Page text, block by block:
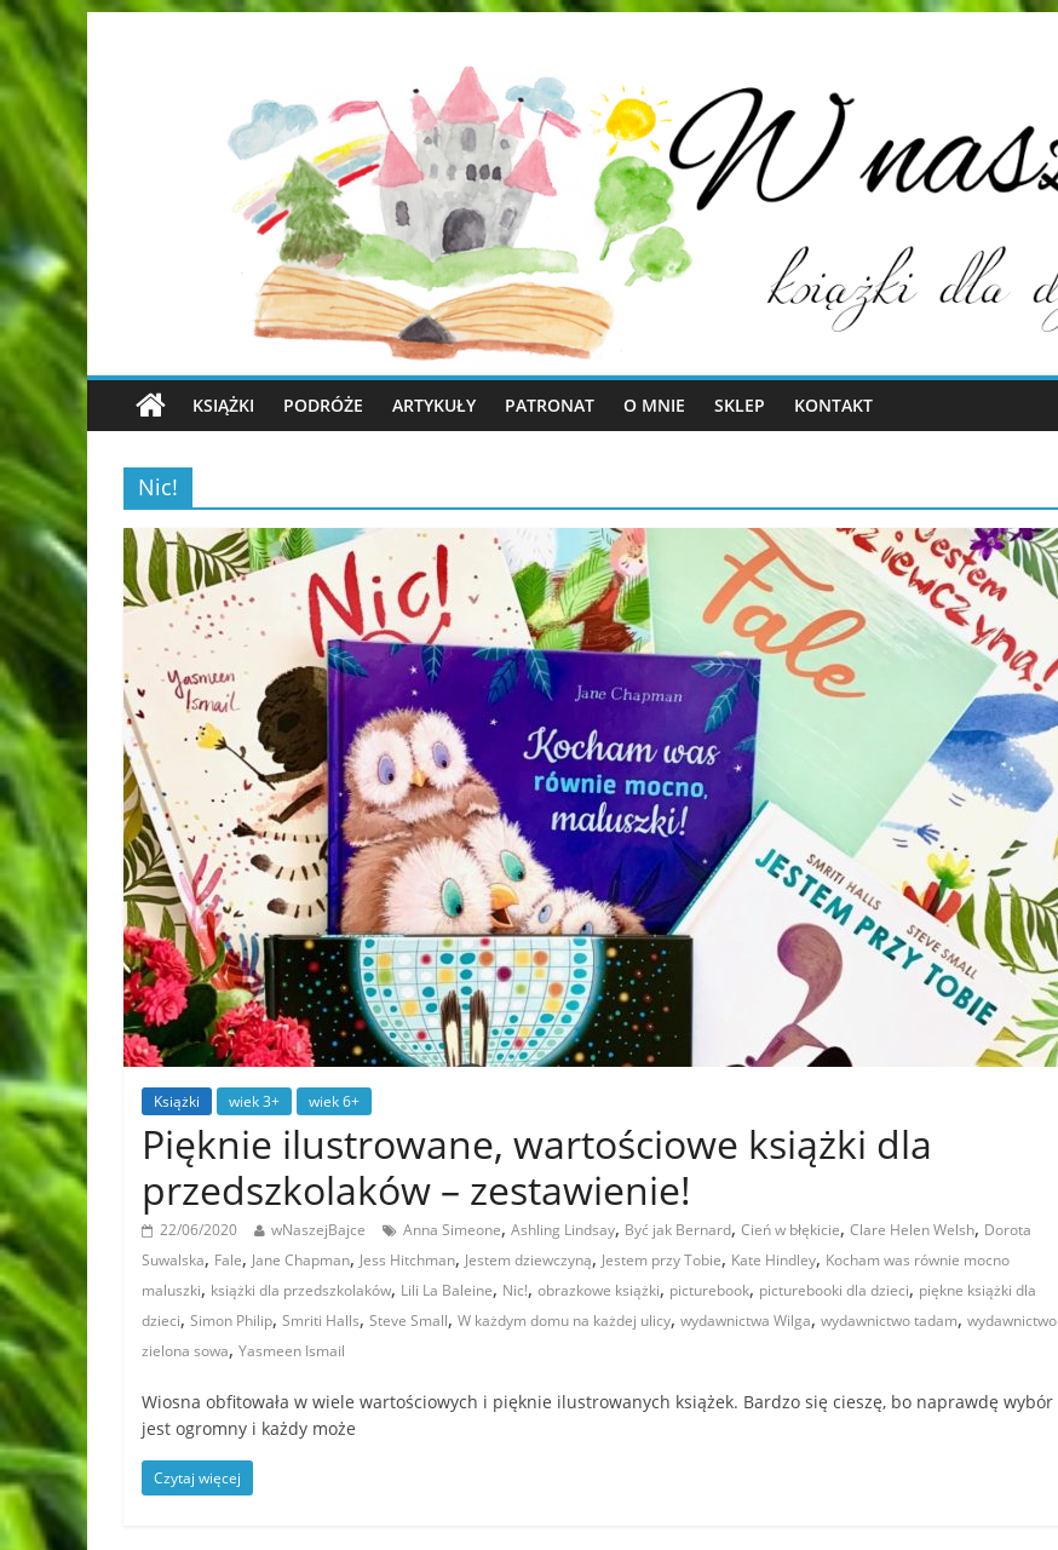
KSIĄŻKI PODRÓŻE ARTYKUŁY PATRONAT O MNIE SKLEP KONTAKT
Nic!
Książki wiek 3+ wiek 6+
Pięknie ilustrowane, wartościowe książki dla
przedszkolaków – zestawienie!
22/06/2020 wNaszejBajce Anna Simeone, Ashling Lindsay, Być jak Bernard, Cień w błękicie, Clare Helen Welsh, Dorota
Suwalska, Fale, Jane Chapman, Jess Hitchman, Jestem dziewczyną, Jestem przy Tobie, Kate Hindley, Kocham was równie mocno
maluszki, książki dla przedszkolaków, Lili La Baleine, Nic!, obrazkowe książki, picturebook, picturebooki dla dzieci, piękne książki dla
dzieci, Simon Philip, Smriti Halls, Steve Small, W każdym domu na każdej ulicy, wydawnictwa Wilga, wydawnictwo tadam, wydawnictwo
zielona sowa, Yasmeen Ismail
Wiosna obfitowała w wiele wartościowych i pięknie ilustrowanych książek. Bardzo się cieszę, bo naprawdę wybór
jest ogromny i każdy może
Czytaj więcej